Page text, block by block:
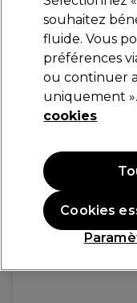
Ardell
)
7,99 €
souhaitez
fluide. Vous
préférences
ou continuer
uniquement ».
cookies
Cookies